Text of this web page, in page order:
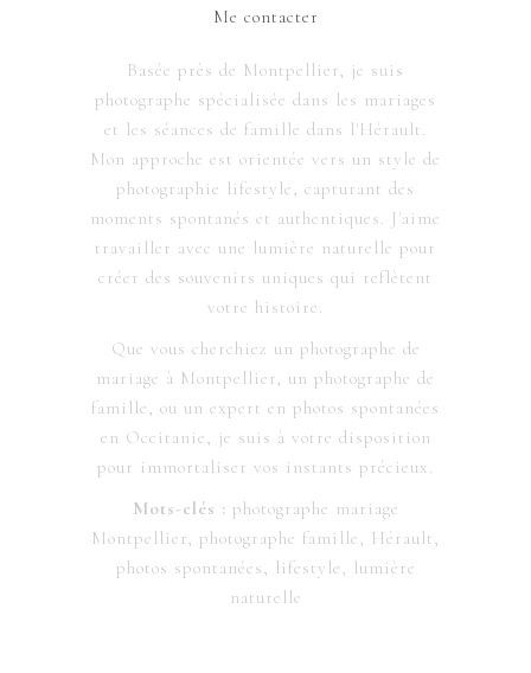
Me contacter
Basée près de Montpellier, je suis
photographe spécialisée dans les mariages
et les séances de famille dans l'Hérault.
Mon approche est orientée vers un style de
photographie lifestyle, capturant des
moments spontanés et authentiques. J'aime
travailler avec une lumière naturelle pour
créer des souvenirs uniques qui reflètent
votre histoire.
Que vous cherchiez un photographe de
mariage à Montpellier, un photographe de
famille, ou un expert en photos spontanées
en Occitanie, je suis à votre disposition
pour immortaliser vos instants précieux.
Mots-clés : photographe mariage
Montpellier, photographe famille, Hérault,
photos spontanées, lifestyle, lumière
naturelle